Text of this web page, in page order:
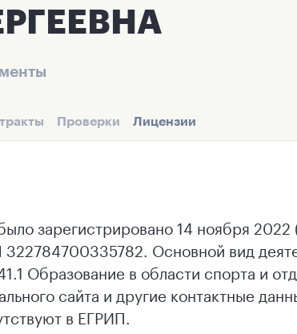
Проверки Лицензии
зарегистрировано 14 ноября 2022
Основной вид
в области спорта и
сайта и другие контактные
в ЕГРИП.